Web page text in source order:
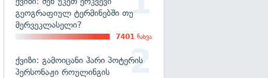
გეოგრაფიულ ტერმინებში თუ
მერვეკლასელი?
7401 ნახვა
ქვიზი: გამოიცანი ჰარი პოტერის
პერსონაჟი როულინგის